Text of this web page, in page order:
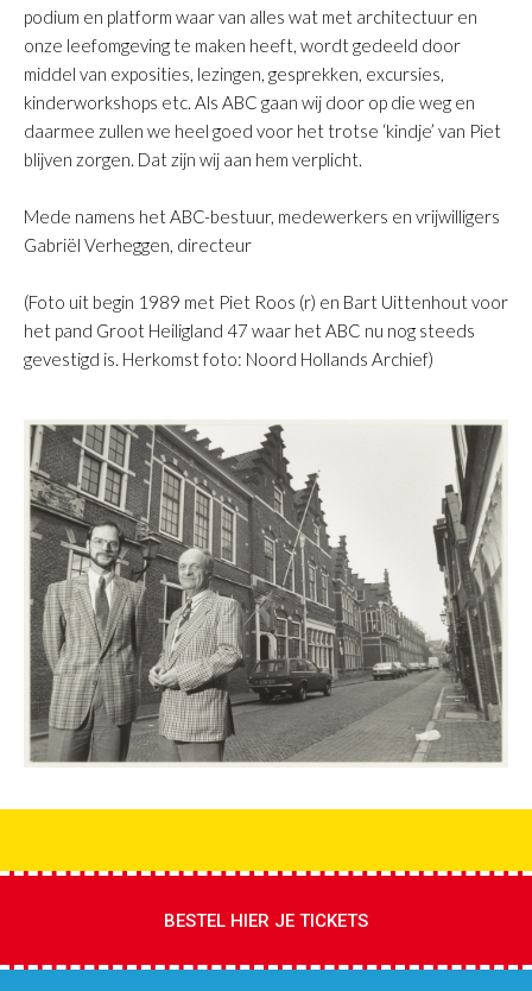
podium en platform waar van alles wat met architectuur en
onze leefomgeving te maken heeft, wordt gedeeld door
middel van exposities, lezingen, gesprekken, excursies,
kinderworkshops etc. Als ABC gaan wij door op die weg en
daarmee zullen we heel goed voor het trotse ‘kindje’ van Piet
blijven zorgen. Dat zijn wij aan hem verplicht.
Mede namens het ABC-bestuur, medewerkers en vrijwilligers
Gabriël Verheggen, directeur
(Foto uit begin 1989 met Piet Roos (r) en Bart Uittenhout voor
het pand Groot Heiligland 47 waar het ABC nu nog steeds
gevestigd is. Herkomst foto: Noord Hollands Archief)
BESTEL HIER JE TICKETS